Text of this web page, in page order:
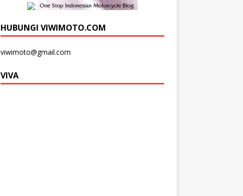
HUBUNGI VIWIMOTO.COM
viwimoto@gmail.com
VIVA